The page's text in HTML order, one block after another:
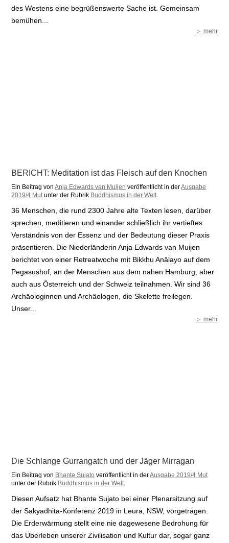
des Westens eine begrüßenswerte Sache ist. Gemeinsam
bemühen...
＞ mehr
BERICHT: Meditation ist das Fleisch auf den Knochen
Ein Beitrag vonAnja Edwards van Muijen veröffentlicht in derAusgabe
2019/4 Mutunter der Rubrik Buddhismus in der Welt.
36 Menschen, die rund 2300 Jahre alte Texten lesen, darüber
sprechen, meditieren und einander schließlich ihr vertieftes
Verständnis von der Essenz und der Bedeutung dieser Praxis
präsentieren. Die Niederländerin Anja Edwards van Muijen
berichtet von einer Retreatwoche mit Bikkhu Anālayo auf dem
Pegasushof, an der Menschen aus dem nahen Hamburg, aber
auch aus Österreich und der Schweiz teilnahmen. Wir sind 36
Archäologinnen und Archäologen, die Skelette freilegen.
Unser...
＞ mehr
Die Schlange Gurrangatch und der Jäger Mirragan
Ein Beitrag von Bhante Sujato veröffentlicht in derAusgabe 2019/4 Mut
unter der Rubrik Buddhismus in der Welt.
Diesen Aufsatz hat Bhante Sujato bei einer Plenarsitzung auf
der Sakyadhita-Konferenz 2019 in Leura, NSW, vorgetragen.
Die Erderwärmung stellt eine nie dagewesene Bedrohung für
das Überleben unserer Zivilisation und Kultur dar, sogar ganz